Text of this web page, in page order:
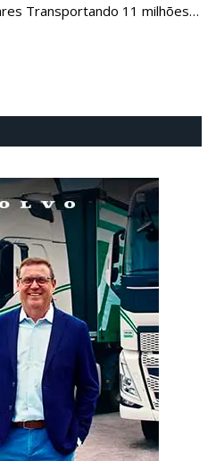
Transportando 11 milhões…